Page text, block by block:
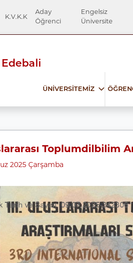
K.V.K.K
Aday
Öğrenci
Engelsiz
Üniversite
ÜNİVERSİTEMİZ
Toplumdilbilim
2025 Çarşamba